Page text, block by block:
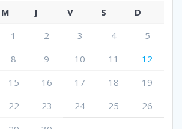
M J V S
D
1
2 3 4
5
8 9 10 11
12
15 16 17 18
19
22 23 24 25
26